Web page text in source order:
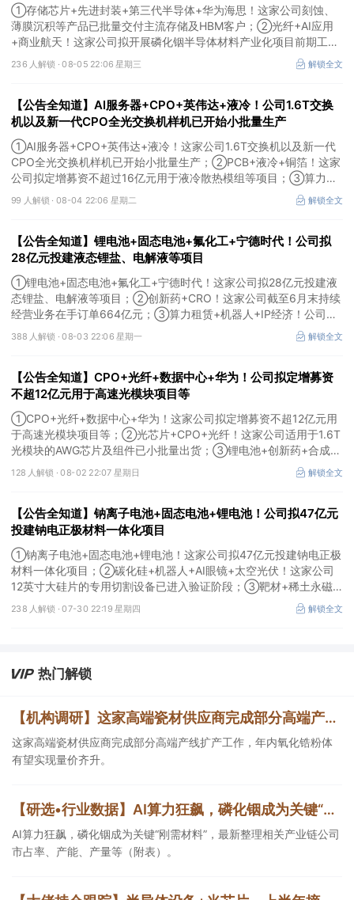
①存储芯片+先进封装+第三代半导体+华为海思！这家公司刻蚀、
薄膜沉积等产品已批量交付主流存储及HBM客户；②光纤+AI应用
+商业航天！这家公司拟开展磷化铟半导体材料产业化项目前期工
作；③MLCC+光模块+商业航天+军工！公司拟定增募资不超3亿元
用于MLCC相关项目。
236 人解锁 ·08-05 22:06 星期三 解锁全文
【公告全知道】AI服务器+CPO+英伟达+液冷！公司1.6T交换
机以及新一代CPO全光交换机样机已开始小批量生产
①AI服务器+CPO+英伟达+液冷！这家公司1.6T交换机以及新一代
CPO全光交换机样机已开始小批量生产；②PCB+液冷+铜箔！这家
公司拟定增募资不超过16亿元用于液冷散热模组等项目；③算力
+云计算+华为鲲鹏！公司签署超46亿元算力服务合同。
99 人解锁 · 08-04 22:06 星期二 解锁全文
【公告全知道】锂电池+固态电池+氟化工+宁德时代！公司拟
28亿元投建液态锂盐、电解液等项目
①锂电池+固态电池+氟化工+宁德时代！这家公司拟28亿元投建液
态锂盐、电解液等项目；②创新药+CRO！这家公司截至6月末持续
经营业务在手订单664亿元；③算力租赁+机器人+IP经济！公司签
署32亿元算力服务合同。
388 人解锁 ·08-03 22:06 星期一 解锁全文
【公告全知道】CPO+光纤+数据中心+华为！公司拟定增募资
不超12亿元用于高速光模块项目等
①CPO+光纤+数据中心+华为！这家公司拟定增募资不超12亿元用
于高速光模块项目等；②光芯片+CPO+光纤！这家公司适用于1.6T
光模块的AWG芯片及组件已小批量出货；③锂电池+创新药+合成生
物！公司拟定增募资不超过7亿元以切入半导体供应链。
128 人解锁 ·08-02 22:07 星期日 解锁全文
【公告全知道】钠离子电池+固态电池+锂电池！公司拟47亿元
投建钠电正极材料一体化项目
①钠离子电池+固态电池+锂电池！这家公司拟47亿元投建钠电正极
材料一体化项目；②碳化硅+机器人+AI眼镜+太空光伏！这家公司
12英寸大硅片的专用切割设备已进入验证阶段；③靶材+稀土永磁
+光纤+先进封装！公司12英寸高纯钽靶材在先进存储领域通过验证
并大批量应用。
238 人解锁 ·07-30 22:19 星期四 解锁全文
热门解锁
【机构调研】这家高端瓷材供应商完成部分高端产线扩产，年内氧化锆粉体有望实现量价齐升
这家高端瓷材供应商完成部分高端产线扩产工作，年内氧化锆粉体
有望实现量价齐升。
【研选•行业数据】AI算力狂飙，磷化铟成为关键“刚需材料”，最新整理相关产业链公司市占率、产能、产量等（附表）
AI算力狂飙，磷化铟成为关键“刚需材料”，最新整理相关产业链公司
市占率、产能、产量等（附表）。